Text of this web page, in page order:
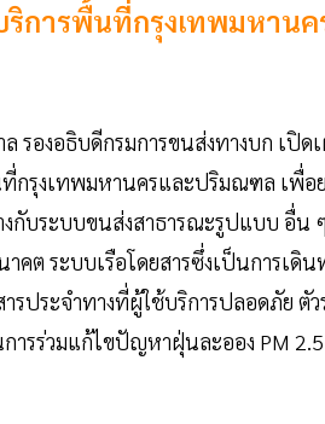
ริการพื้นที่กรุงเทพมหาน
ล รองอธิบดีกรมการขนส่งทางบก เปิ
กรุงเทพมหานครและปริมณฑล เพื่อย
กับระบบขนส่งสาธารณะรูปแบบ อื่น
าคต ระบบเรือโดยสารซึ่งเป็นการเ
ารประจำทางที่ผู้ใช้บริการปลอดภัย
ารร่วมแก้ไขปัญหาฝุ่นละออง PM